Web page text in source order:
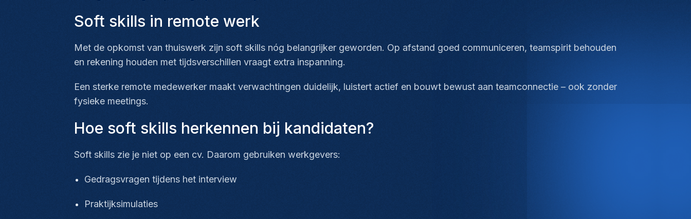
Soft skills in remote werk
Met de opkomst van thuiswerk zijn soft skills nóg belangrijker geworden. Op afstand goed communiceren, teamspirit behouden
en rekening houden met tijdsverschillen vraagt extra inspanning.
Een sterke remote medewerker maakt verwachtingen duidelijk, luistert actief en bouwt bewust aan teamconnectie – ook zonder
fysieke meetings.
Hoe soft skills herkennen bij kandidaten?
Soft skills zie je niet op een cv. Daarom gebruiken werkgevers:
Gedragsvragen tijdens het interview
Praktijksimulaties